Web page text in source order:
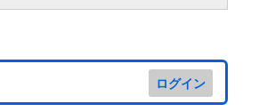
ログイン